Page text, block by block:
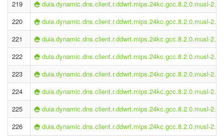
219
duia.dynamic.dns.client.r.ddwrt.mips.24kc.gcc.8.2.0.musl-
220
duia.dynamic.dns.client.r.ddwrt.mips.24kc.gcc.8.2.0.musl-
221
duia.dynamic.dns.client.r.ddwrt.mips.24kc.gcc.8.2.0.musl-
222
duia.dynamic.dns.client.r.ddwrt.mips.24kc.gcc.8.2.0.musl-
223
duia.dynamic.dns.client.r.ddwrt.mips.24kc.gcc.8.2.0.musl-
224
duia.dynamic.dns.client.r.ddwrt.mips.24kc.gcc.8.2.0.musl-
225
duia.dynamic.dns.client.r.ddwrt.mips.24kc.gcc.8.2.0.musl-
226
duia.dynamic.dns.client.r.ddwrt.mips.24kc.gcc.8.2.0.musl-